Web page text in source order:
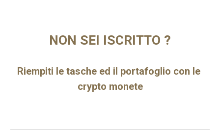
NON SEI ISCRITTO ?
Riempiti le tasche ed il portafoglio con le
crypto monete